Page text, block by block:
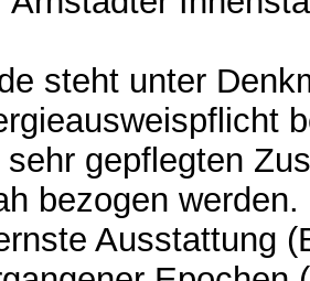
steht unter
gepflegten
bezogen
Ausstattung